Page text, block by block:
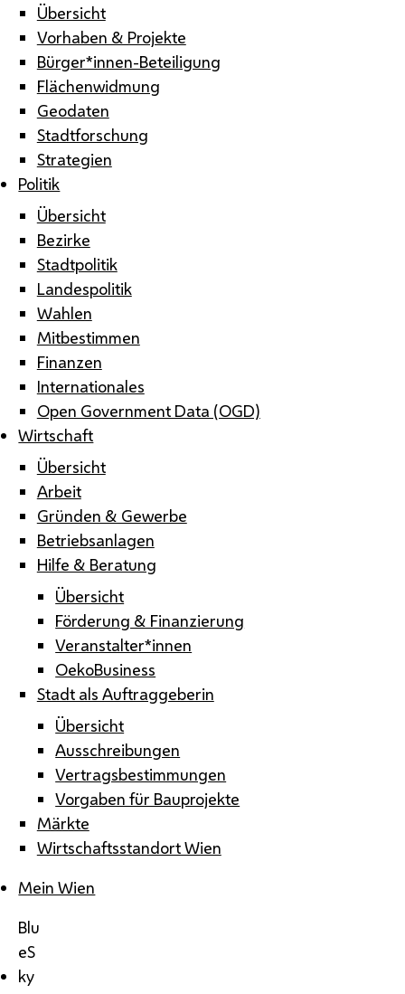
Übersicht
Vorhaben & Projekte
Bürger*innen-Beteiligung
Flächenwidmung
Geodaten
Stadtforschung
Strategien
Politik
Übersicht
Bezirke
Stadtpolitik
Landespolitik
Wahlen
Mitbestimmen
Finanzen
Internationales
Open Government Data (OGD)
Wirtschaft
Übersicht
Arbeit
Gründen & Gewerbe
Betriebsanlagen
Hilfe & Beratung
Übersicht
Förderung & Finanzierung
Veranstalter*innen
OekoBusiness
Stadt als Auftraggeberin
Übersicht
Ausschreibungen
Vertragsbestimmungen
Vorgaben für Bauprojekte
Märkte
Wirtschaftsstandort Wien
Mein Wien
Blu
eS
ky